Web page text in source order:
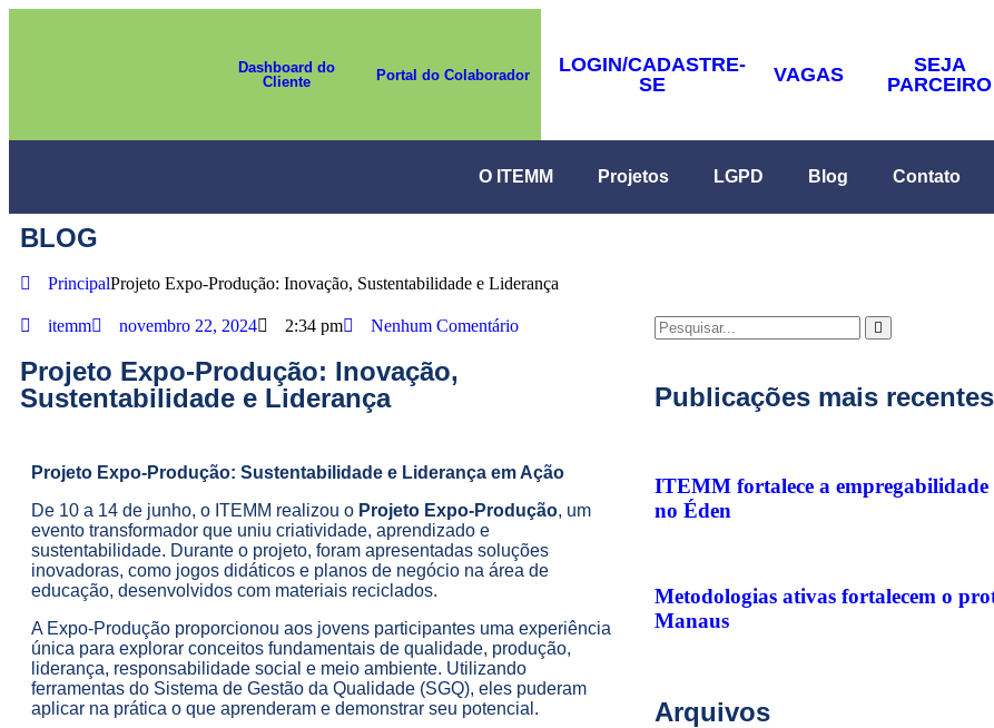
Dashboard do
Cliente
Portal do Colaborador
LOGIN/CADASTRE-
SE
VAGAS
SEJA
PARCEIRO
O ITEMM Projetos LGPD Blog Contato
BLOG
PrincipalProjeto Expo-Produção: Inovação, Sustentabilidade e Liderança
itemm novembro 22, 2024 2:34 pm Nenhum Comentário
Projeto Expo-Produção: Inovação,
Sustentabilidade e Liderança
Projeto Expo-Produção: Sustentabilidade e Liderança em Ação
De 10 a 14 de junho, o ITEMM realizou o Projeto Expo-Produção, um
evento transformador que uniu criatividade, aprendizado e
sustentabilidade. Durante o projeto, foram apresentadas soluções
inovadoras, como jogos didáticos e planos de negócio na área de
educação, desenvolvidos com materiais reciclados.
A Expo-Produção proporcionou aos jovens participantes uma experiência
única para explorar conceitos fundamentais de qualidade, produção,
liderança, responsabilidade social e meio ambiente. Utilizando
ferramentas do Sistema de Gestão da Qualidade (SGQ), eles puderam
aplicar na prática o que aprenderam e demonstrar seu potencial.
Publicações mais recentes
ITEMM fortalece a empregabilidade
no Éden
Metodologias ativas fortalecem o
Manaus
Arquivos